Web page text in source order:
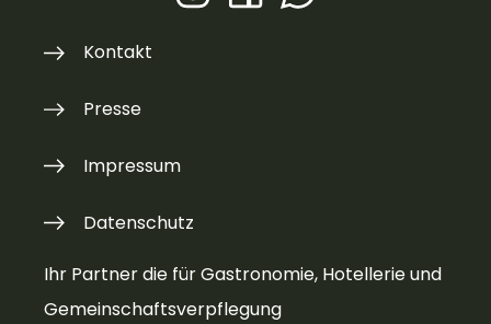
Ihr Partner die für Gastronomie, Hotellerie und
Gemeinschaftsverpflegung
Kontakt
Presse
Impressum
Datenschutz